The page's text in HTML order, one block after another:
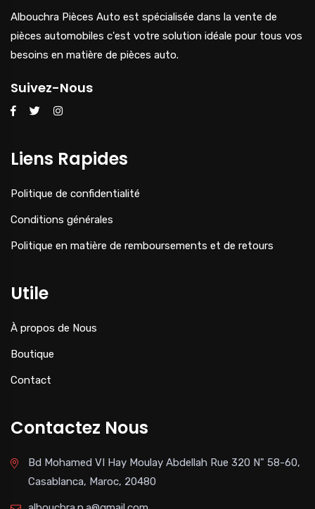
Albouchra Pièces Auto est spécialisée dans la vente de
pièces automobiles c'est votre solution idéale pour tous vos
besoins en matière de pièces auto.
Suivez-Nous
Liens Rapides
Politique de confidentialité
Conditions générales
Politique en matière de remboursements et de retours
Utile
À propos de Nous
Boutique
Contact
Contactez Nous
Bd Mohamed VI Hay Moulay Abdellah Rue 320 N" 58-60,
Casablanca, Maroc, 20480